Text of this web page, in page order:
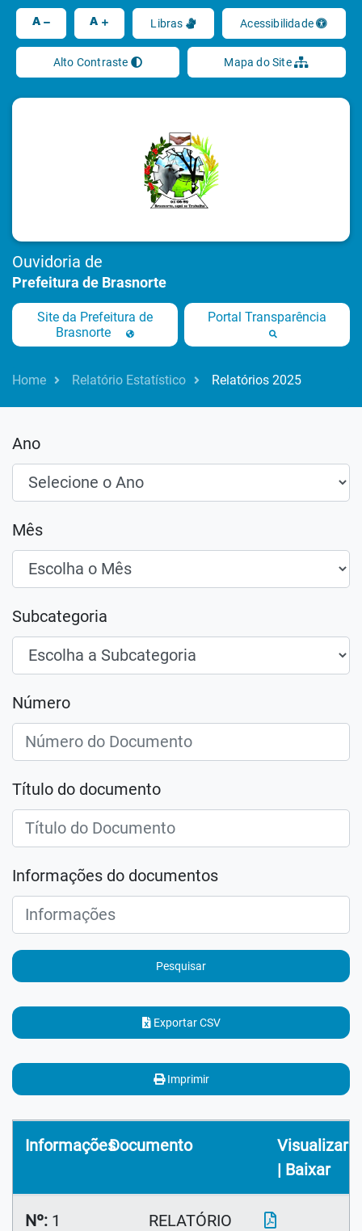
A A Libras Acessibilidade
Alto Contraste Mapa do Site
Ouvidoria de
Prefeitura de Brasnorte
Site da Prefeitura de
Brasnorte
Portal Transparência
Home Relatório Estatístico Relatórios 2025
Ano
Mês
Subcategoria
Número
Título do documento
Informações do documentos
Pesquisar
Exportar CSV
Imprimir
InformaçõesDocumento
Visualizar
| Baixar
Nº: 1
RELATÓRIO